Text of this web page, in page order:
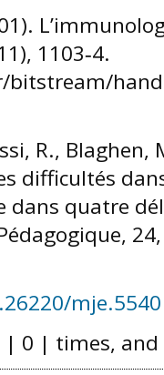
1103‑4.
R., Blaghen,
difficultés
dans quatre
mje.5540
| 0 | times,